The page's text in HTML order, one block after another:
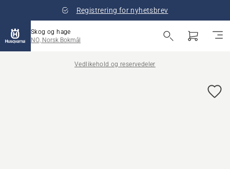
Registrering for nyhetsbrev
Skog og hage
NO, Norsk Bokmål
Vedlikehold og reservedeler